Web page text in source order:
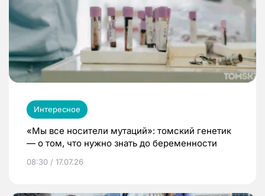
Интересное
«Мы все носители мутаций»: томский генетик
— о том, что нужно знать до беременности
08:30 / 17.07.26